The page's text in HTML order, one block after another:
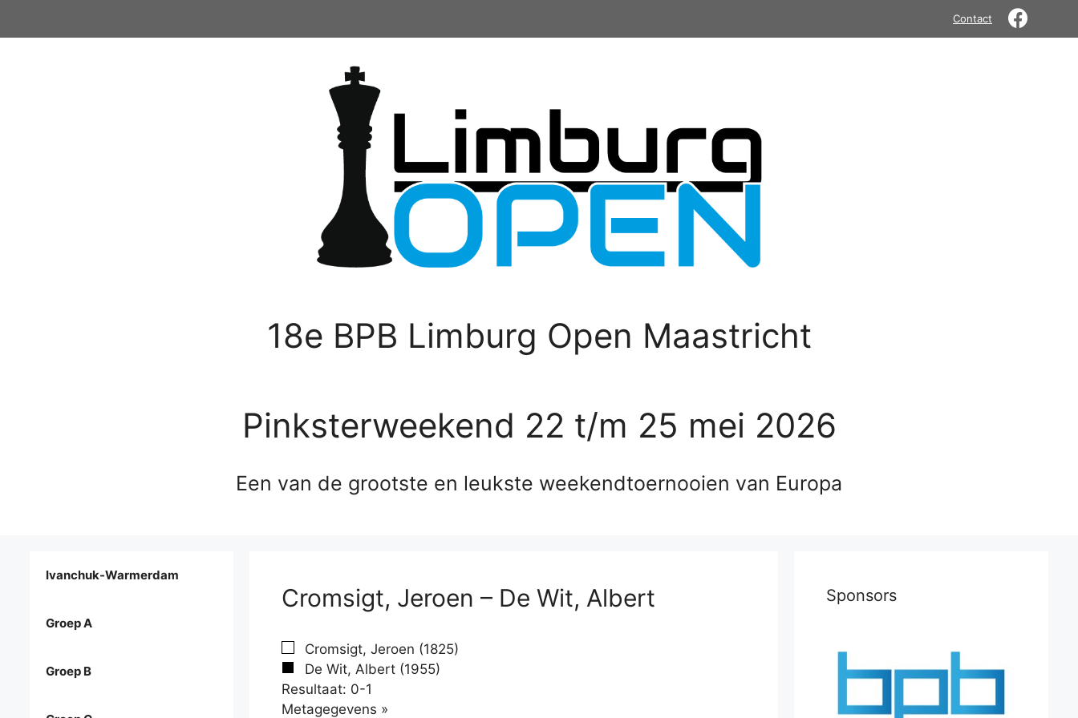
Contact
18e BPB Limburg Open Maastricht
Pinksterweekend 22 t/m 25 mei 2026
Een van de grootste en leukste weekendtoernooien van Europa
Cromsigt, Jeroen – De Wit, Albert
Cromsigt, Jeroen (1825)
De Wit, Albert (1955)
Resultaat: 0-1
Metagegevens »
Ivanchuk-Warmerdam
Groep A
Groep B
Sponsors